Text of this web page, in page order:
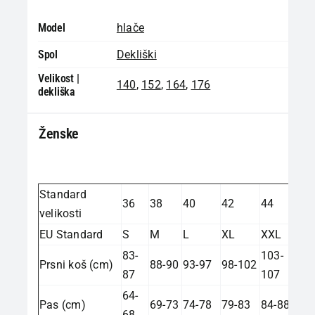
Model
hlače
Spol
Dekliški
Velikost |
dekliška
140, 152, 164, 176
Ženske
Standard
velikosti
36 38 40 42 44
EU Standard S M L XL XXL
Prsni koš (cm)
83-
87
88-90 93-97 98-102
103-
107
Pas (cm)
64-
69-73 74-78 79-83 84-88